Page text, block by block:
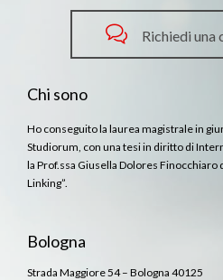
 Richiedi una
Chi sono
Ho conseguito la laurea magistrale in
Studiorum, con una tesi in diritto di
la Prof.ssa Giusella Dolores Finocchiaro
Linking”.
Bologna
Strada Maggiore 54 – Bologna 40125